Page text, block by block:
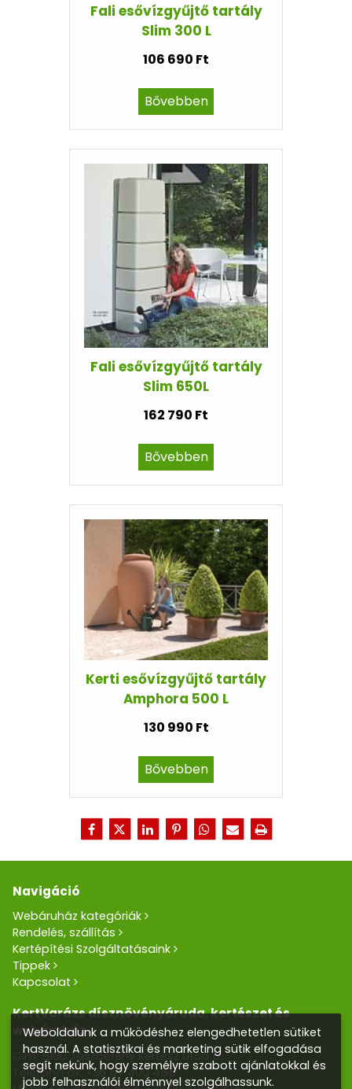
Fali esővízgyűjtő tartály
Slim 300 L
106 690 Ft
Bővebben
Fali esővízgyűjtő tartály
Slim 650L
162 790 Ft
Bővebben
Kerti esővízgyűjtő tartály
Amphora 500 L
130 990 Ft
Bővebben
Navigáció
Webáruház kategóriák
Rendelés, szállítás
Kertépítési Szolgáltatásaink
Tippek
Kapcsolat
KertVarázs dísznövényáruda, kertészet és
webáruház
Cím: 5100 Jászberény Kertész utca 5.
Telefon/Fax: +36 57 400 455
Weboldalunk a működéshez elengedhetetlen sütiket
használ. A statisztikai és marketing sütik elfogadása
segít nekünk, hogy személyre szabott ajánlatokkal és
jobb felhasználói élménnyel szolgálhassunk.